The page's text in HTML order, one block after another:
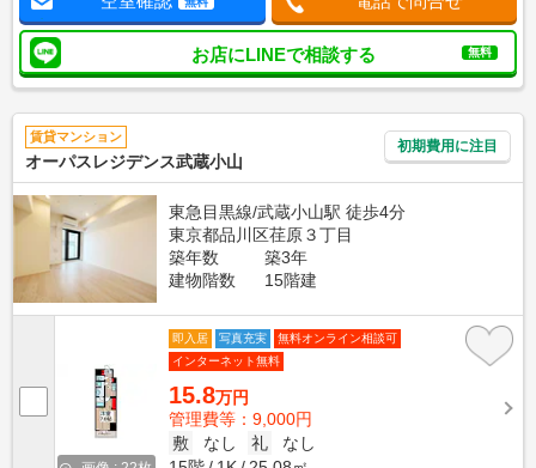
お店にLINEで相談する 無料
賃貸マンション
オーパスレジデンス武蔵小山
初期費用に注目
東急目黒線/武蔵小山駅 徒歩4分
東京都品川区荏原３丁目
築年数
築3年
建物階数
15階建
即入居 写真充実
無料オンライン相談可
インターネット無料
15.8万円
管理費等：9,000円
敷
なし 礼
なし